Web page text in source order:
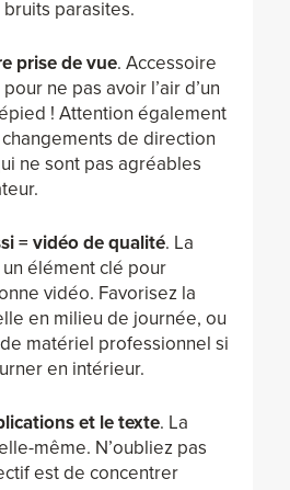
parasites.
prise de vue. Accessoire
ne pas avoir l’air d’un
! Attention également
de direction
ne sont pas agréables
= vidéo de qualité. La
élément clé pour
vidéo. Favorisez la
en milieu de journée, ou
matériel professionnel si
en intérieur.
et le texte. La
même. N’oubliez pas
est de concentrer